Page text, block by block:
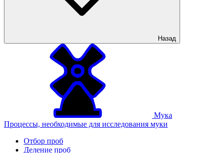
Назад
Мука
Процессы, необходимые для исследования муки
Отбор проб
Деление проб